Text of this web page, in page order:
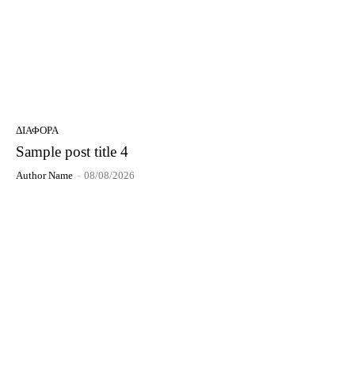
ΔΙΆΦΟΡΑ
Sample post title 4
Author Name - 08/08/2026